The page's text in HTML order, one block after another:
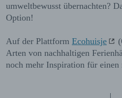
umweltbewusst übernachten?
Option!
Auf der Plattform Ecohuisje
Arten von nachhaltigen
noch mehr Inspiration für einen